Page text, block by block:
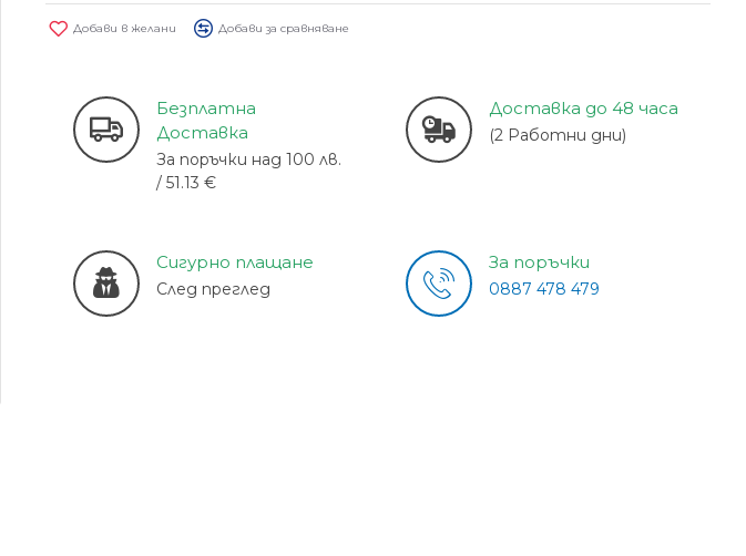
Добави в желани Добави за сравняване
Безплатна
Доставка
За поръчки над 100 лв.
/ 51.13 €
Доставка до 48 часа
(2 Работни дни)
Сигурно плащане
След преглед
За поръчки
0887 478 479